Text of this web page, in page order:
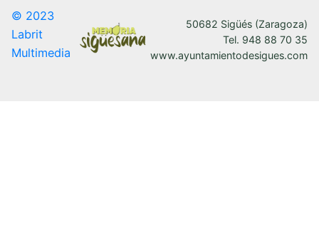
© 2023
Labrit
Multimedia
50682 Sigüés (Zaragoza)
Tel. 948 88 70 35
www.ayuntamientodesigues.com